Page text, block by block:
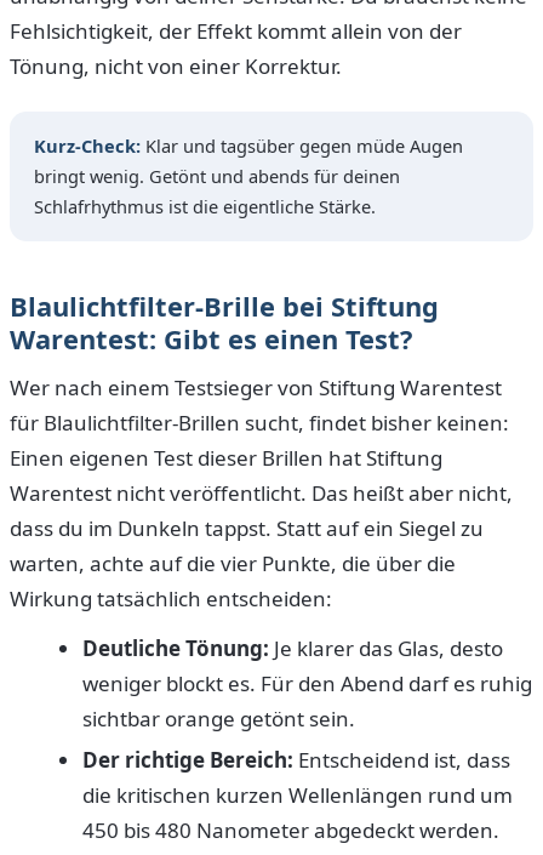
Fehlsichtigkeit, der Effekt kommt allein von der
Tönung, nicht von einer Korrektur.
Kurz-Check: Klar und tagsüber gegen müde Augen
bringt wenig. Getönt und abends für deinen
Schlafrhythmus ist die eigentliche Stärke.
Blaulichtfilter-Brille bei Stiftung
Warentest: Gibt es einen Test?
Wer nach einem Testsieger von Stiftung Warentest
für Blaulichtfilter-Brillen sucht, findet bisher keinen:
Einen eigenen Test dieser Brillen hat Stiftung
Warentest nicht veröffentlicht. Das heißt aber nicht,
dass du im Dunkeln tappst. Statt auf ein Siegel zu
warten, achte auf die vier Punkte, die über die
Wirkung tatsächlich entscheiden:
Deutliche Tönung: Je klarer das Glas, desto
weniger blockt es. Für den Abend darf es ruhig
sichtbar orange getönt sein.
Der richtige Bereich: Entscheidend ist, dass
die kritischen kurzen Wellenlängen rund um
450 bis 480 Nanometer abgedeckt werden.